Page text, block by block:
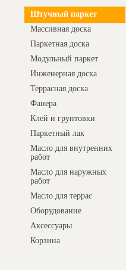
Штучный паркет
Массивная доска
Паркетная доска
Модульный паркет
Инженерная доска
Террасная доска
Фанера
Клей и грунтовки
Паркетный лак
Масло для внутренних
работ
Масло для наружных
работ
Масло для террас
Оборудование
Аксессуары
Корзина